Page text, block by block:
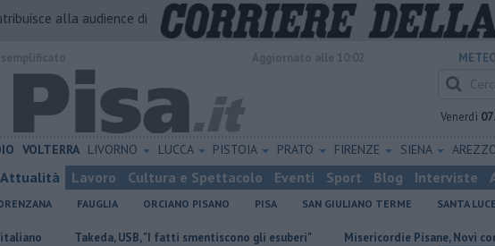
alla audience di
Venerdì
VOLTERRA LIVORNO LUCCA PISTOIA PRATO FIRENZE SIENA
Attualità Lavoro Cultura e Spettacolo Eventi Sport Blog Interviste
FAUGLIA ORCIANO PISANO PISA SAN GIULIANO TERME SANTA LUCE
Takeda, USB, "I fatti smentiscono gli esuberi" Misericordie Pisane, Novi